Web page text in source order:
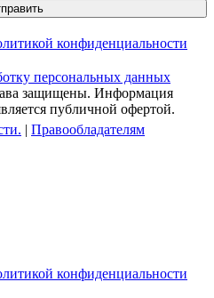
конфиденциальности
персональных данных
защищены. Информация
публичной офертой.
| Правообладателям
конфиденциальности